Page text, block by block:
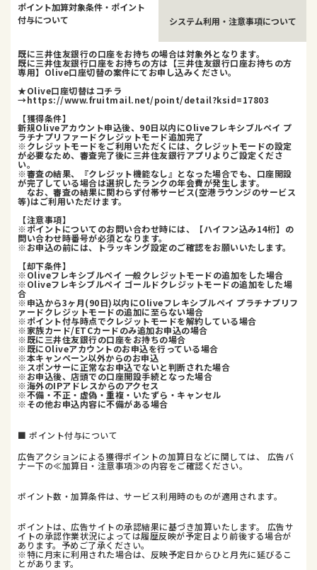
ポイント加算対象条件・ポイント
付与について
システム利用・注意事項について
既に三井住友銀行の口座をお持ちの場合は対象外となります。
既に三井住友銀行口座をお持ちの方は【三井住友銀行口座お持ちの方
専用】Olive口座切替の案件にてお申し込みください。
★Olive口座切替はコチラ
→https://www.fruitmail.net/point/detail?ksid=17803
【獲得条件】
新規Oliveアカウント申込後、90日以内にOliveフレキシブルペイ プ
ラチナプリファードクレジットモード追加完了
※クレジットモードをご利用いただくには、クレジットモードの設定
が必要なため、審査完了後に三井住友銀行アプリよりご設定くださ
い。
※審査の結果、『クレジット機能なし』となった場合でも、口座開設
が完了している場合は選択したランクの年会費が発生します。
なお、審査の結果に関わらず付帯サービス(空港ラウンジのサービス
等)はご利用いただけます。
【注意事項】
※ポイントについてのお問い合わせ時には、【ハイフン込み14桁】の
問い合わせ時番号が必須となります。
※お申込の前には、トラッキング設定のご確認をお願いいたします。
【却下条件】
※Oliveフレキシブルペイ 一般クレジットモードの追加をした場合
※Oliveフレキシブルペイ ゴールドクレジットモードの追加をした場
合
※申込から3ヶ月(90日)以内にOliveフレキシブルペイ プラチナプリフ
ァードクレジットモードの追加に至らない場合
※ポイント付与時点でクレジットモードを解約している場合
※家族カード/ETCカードのみ追加お申込の場合
※既に三井住友銀行の口座をお持ちの場合
※既にOliveアカウントのお申込を行っている場合
※本キャンペーン以外からのお申込
※スポンサーに正常なお申込でないと判断された場合
※お申込後、店頭での口座開設手続となった場合
※海外のIPアドレスからのアクセス
※不備・不正・虚偽・重複・いたずら・キャンセル
※その他お申込内容に不備がある場合
■ ポイント付与について
広告アクションによる獲得ポイントの加算日などに関しては、 広告バ
ナー下の≪加算日・注意事項≫の内容をご確認ください。
ポイント数・加算条件は、サービス利用時のものが適用されます。
ポイントは、広告サイトの承認結果に基づき加算いたします。 広告サ
イトの承認作業状況によっては履歴反映が予定日より前後する場合が
あります。予めご了承ください。
※特に月末に利用された場合は、反映予定日からひと月先に延びるこ
とがあります。